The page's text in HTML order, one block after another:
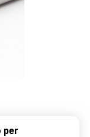
per